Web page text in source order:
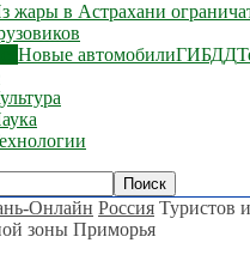
жары в Астрахани
Новые автомобилиГИБДД
Онлайн Россия Туристов
зоны Приморья